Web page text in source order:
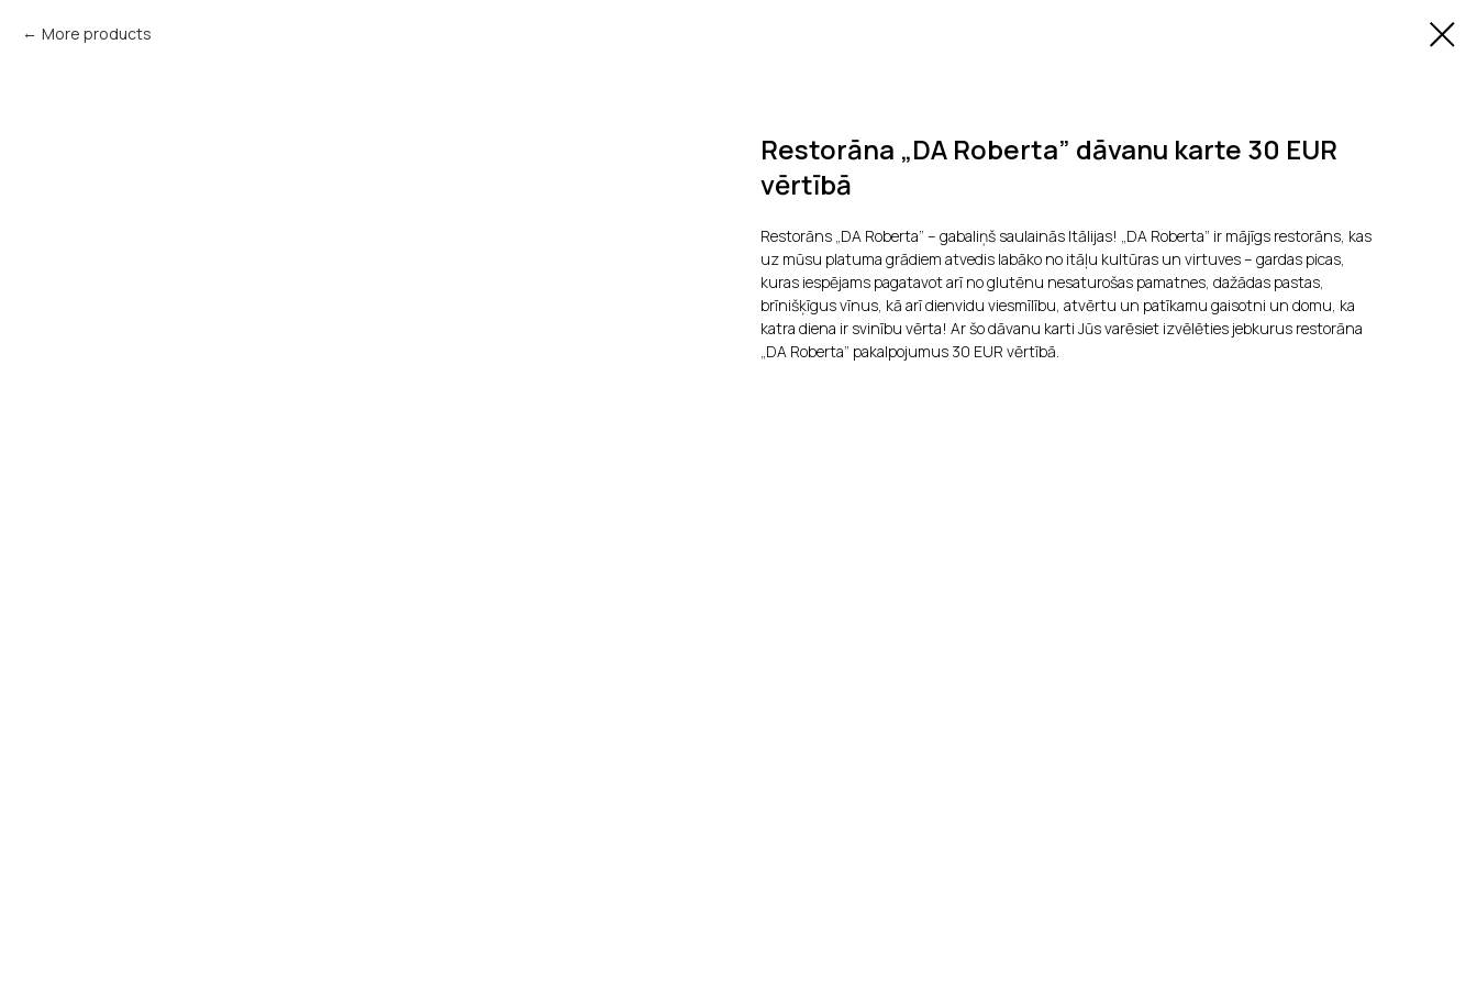
More products
Restorāna „DA Roberta” dāvanu karte 30 EUR
vērtībā
Restorāns „DA Roberta” – gabaliņš saulainās Itālijas! „DA Roberta” ir mājīgs restorāns, kas
uz mūsu platuma grādiem atvedis labāko no itāļu kultūras un virtuves – gardas picas,
kuras iespējams pagatavot arī no glutēnu nesaturošas pamatnes, dažādas pastas,
brīnišķīgus vīnus, kā arī dienvidu viesmīlību, atvērtu un patīkamu gaisotni un domu, ka
katra diena ir svinību vērta! Ar šo dāvanu karti Jūs varēsiet izvēlēties jebkurus restorāna
„DA Roberta” pakalpojumus 30 EUR vērtībā.